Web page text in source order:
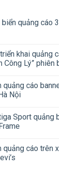
biển quảng cáo
khai quảng
Công Lý” phiên
quảng cáo
Nội
Sport quảng
quảng cáo trên